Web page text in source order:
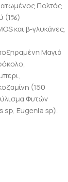
Πολτός
(1%)
και β-γλυκάνες,
Μαγιά
(150
Φυτών
sp, Eugenia sp).